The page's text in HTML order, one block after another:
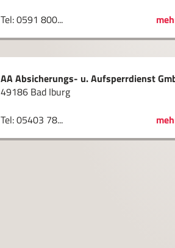
Tel: 0591 800...
AA Absicherungs- u. Aufsperrdienst
49186 Bad Iburg
Tel: 05403 78...